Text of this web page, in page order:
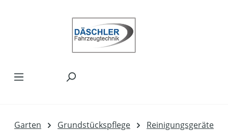
Garten Grundstückspflege
Reinigungsgeräte